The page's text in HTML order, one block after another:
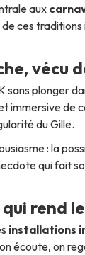
aux
ces
vécu
plonger
immersive
du Gille.
: la
qui fait
rend
installations
écoute, on